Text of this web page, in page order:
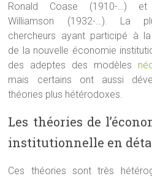
Ronald Coase (1910-…)
Williamson (1932-…). La
chercheurs ayant participé à
de la nouvelle économie
des adeptes des modèles
mais certains ont aussi
théories plus hétérodoxes.
Les théories de
institutionnelle en
Ces théories sont très